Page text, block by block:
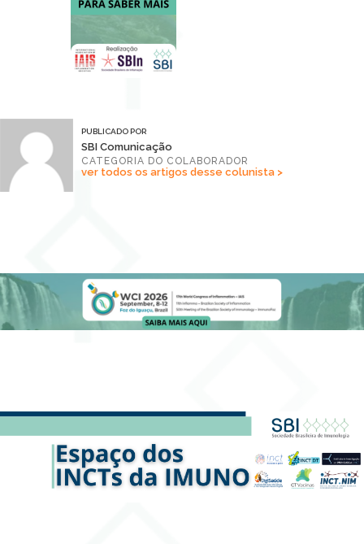
PUBLICADO POR
SBI Comunicação
CATEGORIA DO COLABORADOR
ver todos os artigos desse colunista >